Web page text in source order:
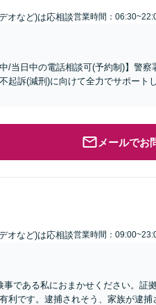
オなど)は応相談営業時間：
/当日中の電話相談可(予約制)】警
起訴(減刑)に向けて全力でサポート
メールでお
オなど)は応相談営業時間：
である私におまかせください。証
利です。逮捕されそう、家族が逮